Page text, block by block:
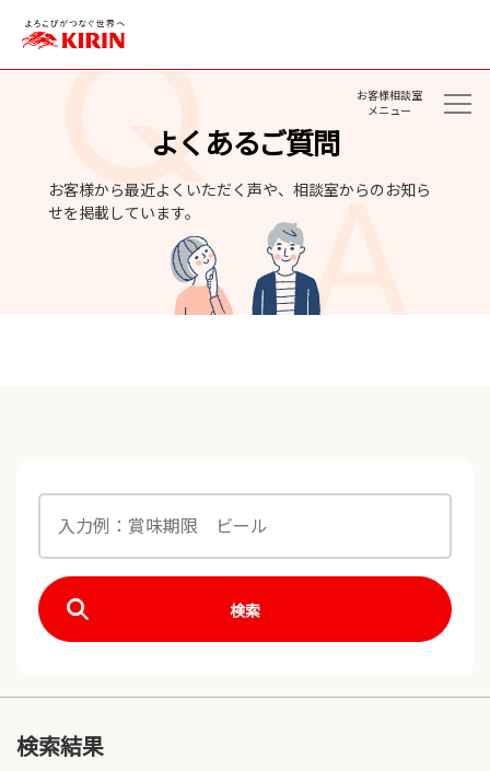
よくあるご質問
お客様から最近よくいただく声や、相談室からのお知ら
せを掲載しています。
お客様相談室
メニュー
検索
検索結果